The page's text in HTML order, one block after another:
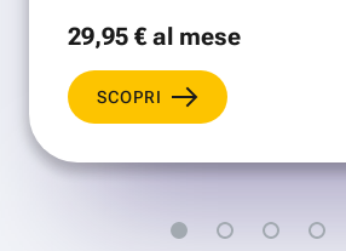
29,95 €al mese
SCOPRI